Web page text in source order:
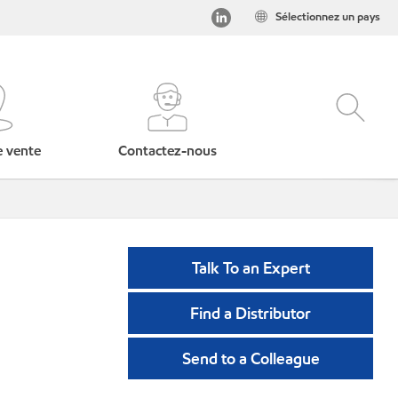
Sélectionnez un pays
vente Contactez-nous
Talk To an Expert
Find a Distributor
Send to a Colleague